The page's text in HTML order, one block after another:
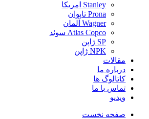
Stanley امریکا
Prona تایوان
Wagner آلمان
Atlas Copco سوئد
SP ژاپن
NPK ژاپن
مقالات
درباره ما
کاتالوگ ها
تماس با ما
ویدیو
صفحه نخست